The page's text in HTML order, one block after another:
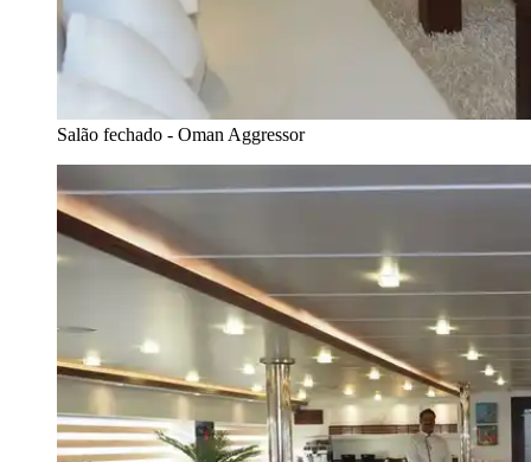
Salão fechado - Oman Aggressor